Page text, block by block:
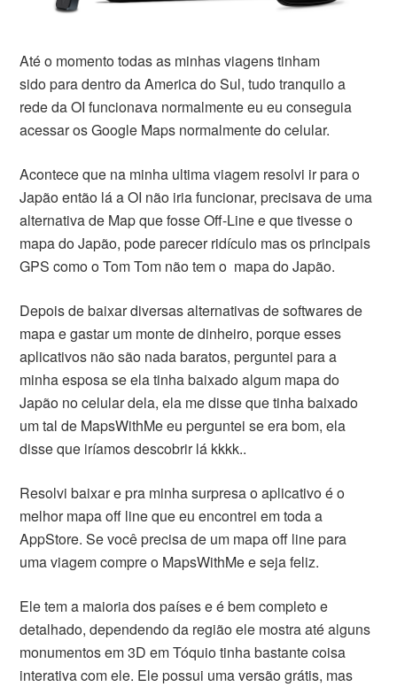
Até o momento todas as minhas viagens tinham
sido para dentro da America do Sul, tudo tranquilo a
rede da OI funcionava normalmente eu eu conseguia
acessar os Google Maps normalmente do celular.
Acontece que na minha ultima viagem resolvi ir para o
Japão então lá a OI não iria funcionar, precisava de uma
alternativa de Map que fosse Off-Line e que tivesse o
mapa do Japão, pode parecer ridículo mas os principais
GPS como o Tom Tom não tem o mapa do Japão.
Depois de baixar diversas alternativas de softwares de
mapa e gastar um monte de dinheiro, porque esses
aplicativos não são nada baratos, perguntei para a
minha esposa se ela tinha baixado algum mapa do
Japão no celular dela, ela me disse que tinha baixado
um tal de MapsWithMe eu perguntei se era bom, ela
disse que iríamos descobrir lá kkkk..
Resolvi baixar e pra minha surpresa o aplicativo é o
melhor mapa off line que eu encontrei em toda a
AppStore. Se você precisa de um mapa off line para
uma viagem compre o MapsWithMe e seja feliz.
Ele tem a maioria dos países e é bem completo e
detalhado, dependendo da região ele mostra até alguns
monumentos em 3D em Tóquio tinha bastante coisa
interativa com ele. Ele possui uma versão grátis, mas